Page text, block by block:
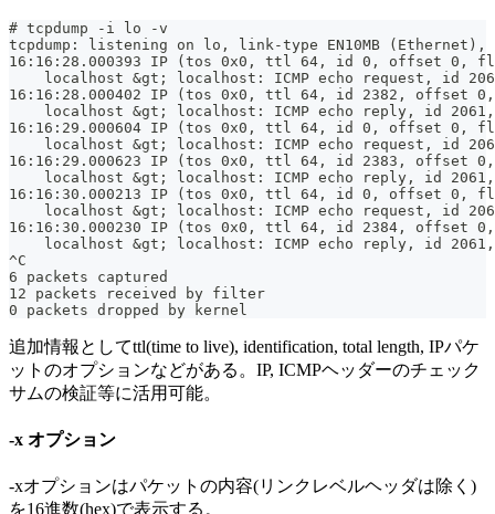
# tcpdump -i lo -v
tcpdump: listening on lo, link-type EN10MB (Ethernet),
16:16:28.000393 IP (tos 0x0, ttl 64, id 0, offset 0,
localhost &gt; localhost: ICMP echo request, id
16:16:28.000402 IP (tos 0x0, ttl 64, id 2382, offset
localhost &gt; localhost: ICMP echo reply, id
16:16:29.000604 IP (tos 0x0, ttl 64, id 0, offset 0,
localhost &gt; localhost: ICMP echo request, id
16:16:29.000623 IP (tos 0x0, ttl 64, id 2383, offset
localhost &gt; localhost: ICMP echo reply, id
16:16:30.000213 IP (tos 0x0, ttl 64, id 0, offset 0,
localhost &gt; localhost: ICMP echo request, id
16:16:30.000230 IP (tos 0x0, ttl 64, id 2384, offset
localhost &gt; localhost: ICMP echo reply, id
^C
6 packets captured
12 packets received by filter
0 packets dropped by kernel
追加情報としてttl(time to live), identification, total length, IPパケ
ットのオプションなどがある。IP, ICMPヘッダーのチェック
サムの検証等に活用可能。
-x オプション
-xオプションはパケットの内容(リンクレベルヘッダは除く)
を16進数(hex)で表示する。